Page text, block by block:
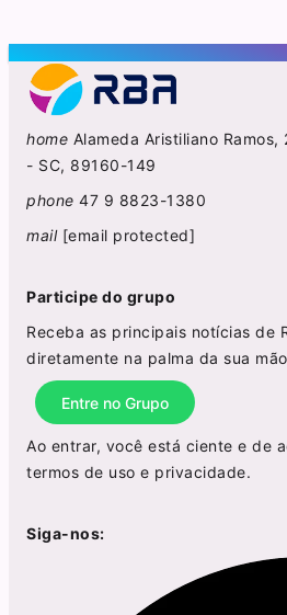
home Alameda Aristiliano
- SC, 89160-149
phone 47 9 8823-1380
mail [email protected]
Participe do grupo
Receba as principais notícias de
diretamente na palma da sua
Entre no Grupo
Ao entrar, você está ciente e de
termos de uso e privacidade.
Siga-nos: